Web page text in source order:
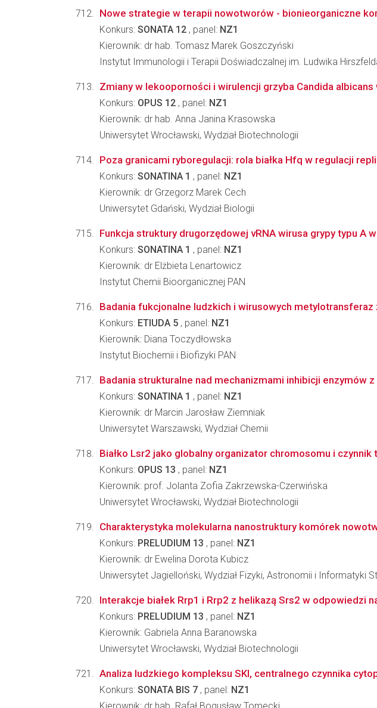
Nowe strategie w terapii nowotworów - bionieorganiczne
Konkurs: SONATA 12 , panel: NZ1
Kierownik: dr hab. Tomasz Marek Goszczyński
Instytut Immunologii i Terapii Doświadczalnej im. Ludwika
Zmiany w lekooporności i wirulencji grzyba Candida
Konkurs: OPUS 12 , panel: NZ1
Kierownik: dr hab. Anna Janina Krasowska
Uniwersytet Wrocławski, Wydział Biotechnologii
Poza granicami ryboregulacji: rola białka Hfq w regulacji
Konkurs: SONATINA 1 , panel: NZ1
Kierownik: dr Grzegorz Marek Cech
Uniwersytet Gdański, Wydział Biologii
Funkcja struktury drugorzędowej vRNA wirusa grypy typu
Konkurs: SONATINA 1 , panel: NZ1
Kierownik: dr Elżbieta Lenartowicz
Instytut Chemii Bioorganicznej PAN
Badania fukcjonalne ludzkich i wirusowych
Konkurs: ETIUDA 5 , panel: NZ1
Kierownik: Diana Toczydłowska
Instytut Biochemii i Biofizyki PAN
Badania strukturalne nad mechanizmami inhibicji enzymów
Konkurs: SONATINA 1 , panel: NZ1
Kierownik: dr Marcin Jarosław Ziemniak
Uniwersytet Warszawski, Wydział Chemii
Białko Lsr2 jako globalny organizator chromosomu i
Konkurs: OPUS 13 , panel: NZ1
Kierownik: prof. Jolanta Zofia Zakrzewska-Czerwińska
Uniwersytet Wrocławski, Wydział Biotechnologii
Charakterystyka molekularna nanostruktury komórek
Konkurs: PRELUDIUM 13 , panel: NZ1
Kierownik: dr Ewelina Dorota Kubicz
Uniwersytet Jagielloński, Wydział Fizyki, Astronomii i Informatyki
Interakcje białek Rrp1 i Rrp2 z helikazą Srs2 w odpowiedzi
Konkurs: PRELUDIUM 13 , panel: NZ1
Kierownik: Gabriela Anna Baranowska
Uniwersytet Wrocławski, Wydział Biotechnologii
Analiza ludzkiego kompleksu SKI, centralnego czynnika
Konkurs: SONATA BIS 7 , panel: NZ1